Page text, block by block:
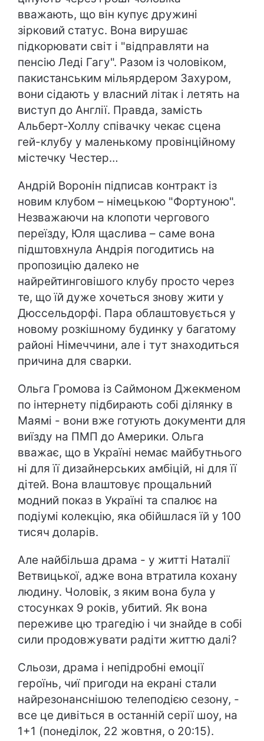
вважають, що він купує дружині
зірковий статус. Вона вирушає
підкорювати світ і "відправляти на
пенсію Леді Гагу". Разом із чоловіком,
пакистанським мільярдером Захуром,
вони сідають у власний літак і летять на
виступ до Англії. Правда, замість
Альберт-Холлу співачку чекає сцена
гей-клубу у маленькому провінційному
містечку Честер…
Андрій Воронін підписав контракт із
новим клубом – німецькою "Фортуною".
Незважаючи на клопоти чергового
переїзду, Юля щаслива – саме вона
підштовхнула Андрія погодитись на
пропозицію далеко не
найрейтинговішого клубу просто через
те, що їй дуже хочеться знову жити у
Дюссельдорфі. Пара облаштовується у
новому розкішному будинку у багатому
районі Німеччини, але і тут знаходиться
причина для сварки.
Ольга Громова із Саймоном Джекменом
по інтернету підбирають собі ділянку в
Маямі - вони вже готують документи для
виїзду на ПМП до Америки. Ольга
вважає, що в Україні немає майбутнього
ні для її дизайнерських амбіцій, ні для її
дітей. Вона влаштовує прощальний
модний показ в Україні та спалює на
подіумі колекцію, яка обійшлася їй у 100
тисяч доларів.
Але найбільша драма - у житті Наталії
Ветвицької, адже вона втратила кохану
людину. Чоловік, з яким вона була у
стосунках 9 років, убитий. Як вона
переживе цю трагедію і чи знайде в собі
сили продовжувати радіти життю далі?
Сльози, драма і непідробні емоції
героїнь, чиї пригоди на екрані стали
найрезонанснішою телеподією сезону, -
все це дивіться в останній серії шоу, на
1+1 (понеділок, 22 жовтня, о 20:15).